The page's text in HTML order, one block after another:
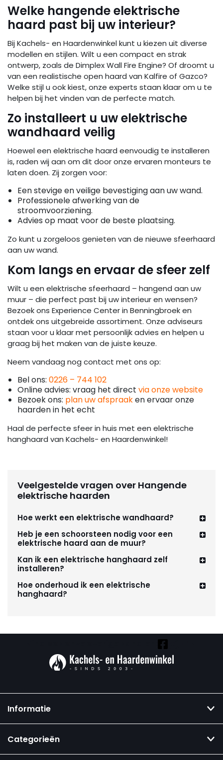
Welke hangende elektrische
haard past bij uw interieur?
Bij Kachels- en Haardenwinkel kunt u kiezen uit diverse
modellen en stijlen. Wilt u een compact en strak
ontwerp, zoals de Dimplex Wall Fire Engine? Of droomt u
van een realistische open haard van Kalfire of Gazco?
Welke stijl u ook kiest, onze experts staan klaar om u te
helpen bij het vinden van de perfecte match.
Zo installeert u uw elektrische
wandhaard veilig
Hoewel een elektrische haard eenvoudig te installeren
is, raden wij aan om dit door onze ervaren monteurs te
laten doen. Zij zorgen voor:
Een stevige en veilige bevestiging aan uw wand.
Professionele afwerking van de
stroomvoorziening.
Advies op maat voor de beste plaatsing.
Zo kunt u zorgeloos genieten van de nieuwe sfeerhaard
aan uw wand.
Kom langs en ervaar de sfeer zelf
Wilt u een elektrische sfeerhaard – hangend aan uw
muur – die perfect past bij uw interieur en wensen?
Bezoek ons Experience Center in Benningbroek en
ontdek ons uitgebreide assortiment. Onze adviseurs
staan voor u klaar met persoonlijk advies en helpen u
graag bij het maken van de juiste keuze.
Neem vandaag nog contact met ons op:
Bel ons: 0226 – 744 102
Online advies: vraag het direct via onze website
Bezoek ons: plan uw afspraaken ervaar onze
haarden in het echt
Haal de perfecte sfeer in huis met een elektrische
hanghaard van Kachels- en Haardenwinkel!
Veelgestelde vragen over Hangende
elektrische haarden
Hoe werkt een elektrische wandhaard?
Heb je een schoorsteen nodig voor een
elektrische haard aan de muur?
Kan ik een elektrische hanghaard zelf
installeren?
Hoe onderhoud ik een elektrische
hanghaard?
Informatie
Categorieën